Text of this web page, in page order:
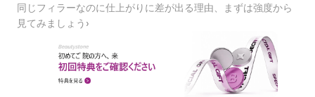
同じフィラーなのに仕上がりに差が出る理由、まずは強度から
見てみましょう›